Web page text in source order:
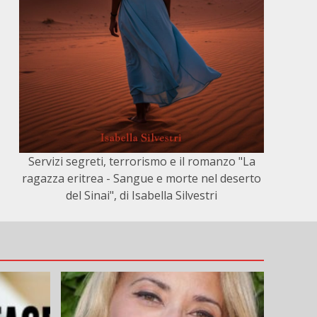
Servizi segreti, terrorismo e il romanzo "La
ragazza eritrea - Sangue e morte nel deserto
del Sinai", di Isabella Silvestri